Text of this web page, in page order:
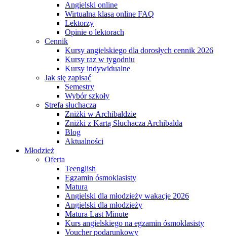
Angielski online
Wirtualna klasa online FAQ
Lektorzy
Opinie o lektorach
Cennik
Kursy angielskiego dla dorosłych cennik 2026
Kursy raz w tygodniu
Kursy indywidualne
Jak się zapisać
Semestry
Wybór szkoły
Strefa słuchacza
Zniżki w Archibaldzie
Zniżki z Kartą Słuchacza Archibalda
Blog
Aktualności
Młodzież
Oferta
Teenglish
Egzamin ósmoklasisty
Matura
Angielski dla młodzieży wakacje 2026
Angielski dla młodzieży
Matura Last Minute
Kurs angielskiego na egzamin ósmoklasisty
Voucher podarunkowy